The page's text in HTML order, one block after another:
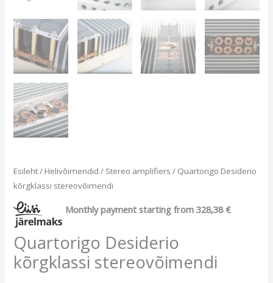
Esileht/ Helivõimendid / Stereo amplifiers / Quartorigo Desiderio
kõrgklassi stereovõimendi
Monthly payment starting from328,38€
Quartorigo Desiderio
kõrgklassi stereovõimendi